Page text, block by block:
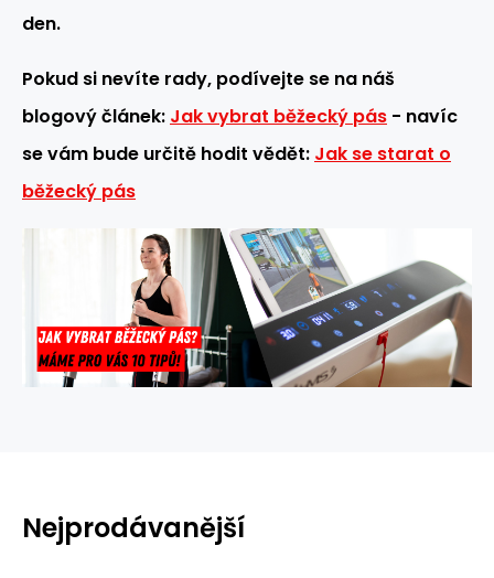
den.
Pokud si nevíte rady, podívejte se na náš
blogový článek: Jak vybrat běžecký pás - navíc
se vám bude určitě hodit vědět: Jak se starat o
běžecký pás
Nejprodávanější